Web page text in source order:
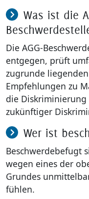
Was ist die
Die AGG-
entgegen, prüft
zugrunde
Empfehlungen zu
die
zukünftiger
Wer ist
Beschwerdebefugt
wegen eines der
Grundes
fühlen.